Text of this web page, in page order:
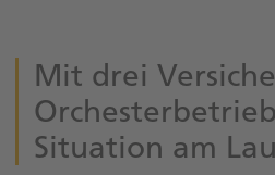
Mit drei
Situation am